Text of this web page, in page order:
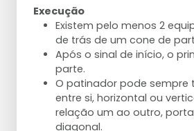
Execução
Existem pelo menos 2
de trás de um cone de
Após o sinal de início, o
parte.
O patinador pode sempre
entre si, horizontal ou
relação um ao outro,
diagonal.